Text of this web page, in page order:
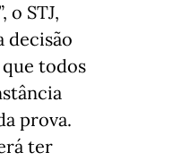
o STJ,
decisão
todos
prova.
ter